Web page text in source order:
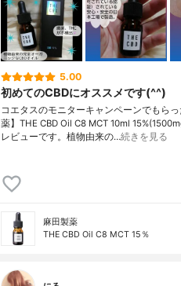
5.00
初めてのCBDにオススメです(^^)
コエタスのモニターキャンペーンでもら
薬】THE CBD Oil C8 MCT 10ml
レビューです。植物由来の…続きを見る
麻田製薬
THE CBD Oil C8 MCT 15％